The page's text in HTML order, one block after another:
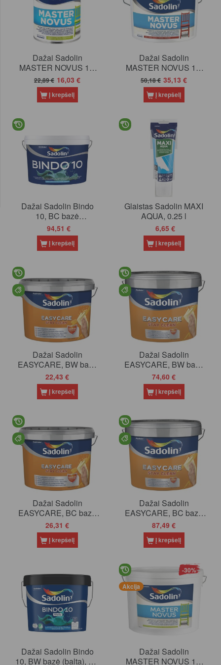
Dažai Sadolin
MASTER NOVUS 15,
BC bazė (tonuojami),
0.93 l
22,89 € 16,03 €
Į krepšelį
Dažai Sadolin
MASTER NOVUS 15,
BC bazė (tonuojami),
2.33 l
50,18 € 35,13 €
Į krepšelį
Dažai Sadolin Bindo
10, BC bazė
(tonuojami), 9.3 l
94,51 €
Į krepšelį
Glaistas Sadolin MAXI
AQUA, 0.25 l
6,65 €
Į krepšelį
Dažai Sadolin
EASYCARE, BW bazė
(balti), 2.5 l
22,43 €
Į krepšelį
Dažai Sadolin
EASYCARE, BW bazė
(balti), 10 l
74,60 €
Į krepšelį
Dažai Sadolin
EASYCARE, BC bazė
(tonuojami), 2.33 l
26,31 €
Į krepšelį
Dažai Sadolin
EASYCARE, BC bazė
(tonuojami), 9.3 l
87,49 €
Į krepšelį
Dažai Sadolin Bindo
10, BW bazė (balta), 2.5
Akcija
-30%
Dažai Sadolin
MASTER NOVUS 15,